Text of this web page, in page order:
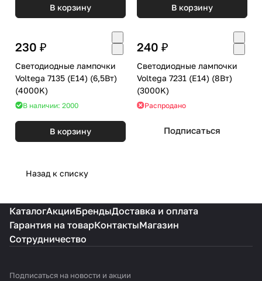
В корзину В корзину
230 ₽
Светодиодные лампочки
Voltega 7135 (E14) (6,5Вт)
(4000K)
В наличии: 2000
В корзину
240 ₽
Светодиодные лампочки
Voltega 7231 (E14) (8Вт)
(3000K)
Распродано
Подписаться
Назад к списку
КаталогАкцииБрендыДоставка и оплата
Гарантия на товарКонтактыМагазин
Сотрудничество
Подписаться на новости и акции